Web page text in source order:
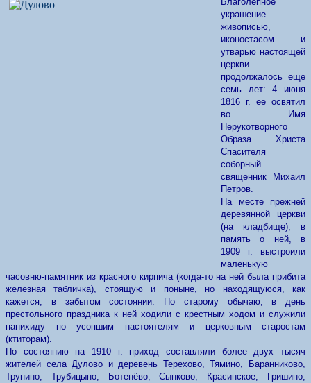
украшение
живописью,
иконостасом и
утварью настоящей
церкви
продолжалось еще
семь лет: 4 июня
1816 г. ее освятил
во Имя
Нерукотворного
Образа Христа
Спасителя
соборный
священник Михаил
Петров.
На месте прежней
деревянной церкви
(на кладбище), в
память о ней, в
1909 г. выстроили
маленькую
часовню-памятник из красного кирпича (когда-то на ней была прибита
железная табличка), стоящую и поныне, но находящуюся, как
кажется, в забытом состоянии. По старому обычаю, в день
престольного праздника к ней ходили с крестным ходом и служили
панихиду по усопшим настоятелям и церковным старостам
(ктиторам).
По состоянию на 1910 г. приход составляли более двух тысяч
жителей села Дулово и деревень Терехово, Тямино, Баранниково,
Трунино, Трубицыно, Ботенёво, Сынково, Красинское, Гришино,